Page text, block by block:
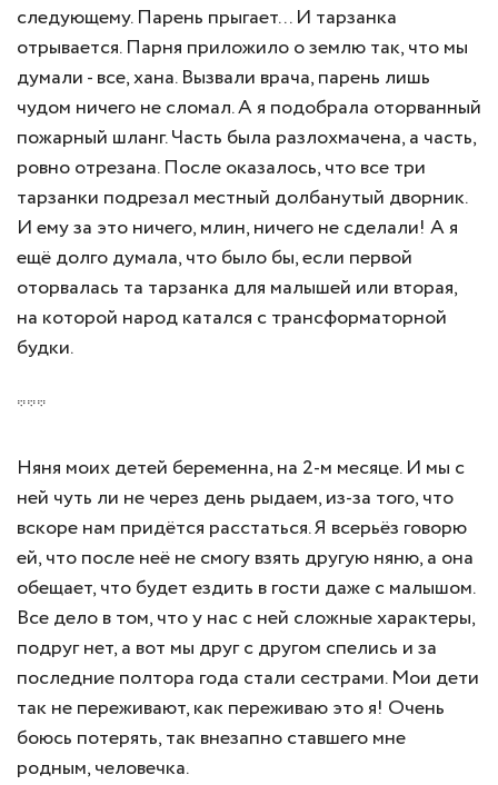
следующему. Парень прыгает... И тарзанка
отрывается. Парня приложило о землю так, что мы
думали - все, хана. Вызвали врача, парень лишь
чудом ничего не сломал. А я подобрала оторванный
пожарный шланг. Часть была разлохмачена, а часть,
ровно отрезана. После оказалось, что все три
тарзанки подрезал местный долбанутый дворник.
И ему за это ничего, млин, ничего не сделали! А я
ещё долго думала, что было бы, если первой
оторвалась та тарзанка для малышей или вторая,
на которой народ катался с трансформаторной
будки.
***
Няня моих детей беременна, на 2-м месяце. И мы с
ней чуть ли не через день рыдаем, из-за того, что
вскоре нам придётся расстаться. Я всерьёз говорю
ей, что после неё не смогу взять другую няню, а она
обещает, что будет ездить в гости даже с малышом.
Все дело в том, что у нас с ней сложные характеры,
подруг нет, а вот мы друг с другом спелись и за
последние полтора года стали сестрами. Мои дети
так не переживают, как переживаю это я! Очень
боюсь потерять, так внезапно ставшего мне
родным, человечка.